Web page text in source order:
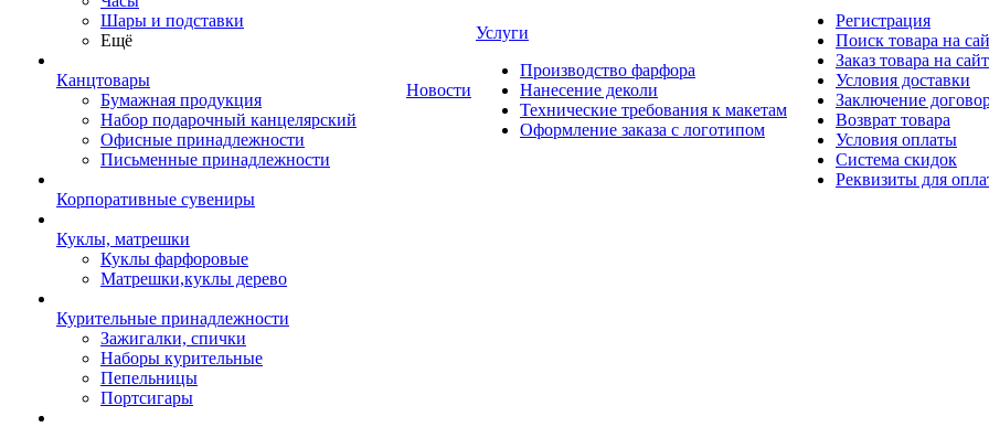
Шары и подставки
Ещё
Канцтовары
Бумажная продукция
Набор подарочный канцелярский
Офисные принадлежности
Письменные принадлежности
Корпоративные сувениры
Куклы, матрешки
Куклы фарфоровые
Матрешки,куклы дерево
Курительные принадлежности
Зажигалки, спички
Наборы курительные
Пепельницы
Портсигары
Новости
Услуги
Производство фарфора
Нанесение деколи
Технические требования к макетам
Оформление заказа с логотипом
Регистрация
Поиск товара на
Заказ товара на
Условия доставки
Заключение
Возврат товара
Условия оплаты
Система скидок
Реквизиты для